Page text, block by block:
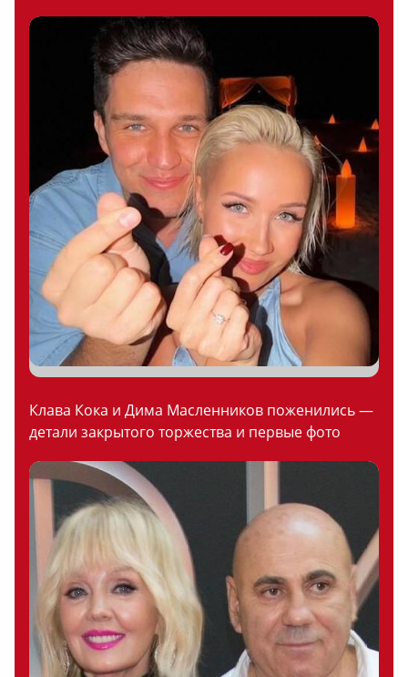
Клава Кока и Дима Масленников поженились —
детали закрытого торжества и первые фото